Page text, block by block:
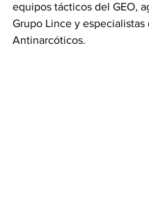
equipos tácticos del GEO,
Grupo Lince y especialistas
Antinarcóticos.